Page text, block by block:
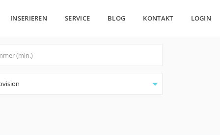
INSERIEREN SERVICE BLOG KONTAKT LOGIN